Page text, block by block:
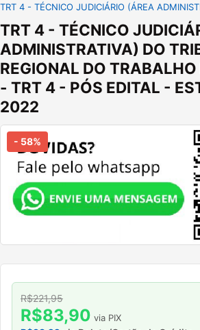
TRT 4 - TÉCNICO JUDICIÁRIO (ÁREA
TRT 4 - TÉCNICO
ADMINISTRATIVA) DO
REGIONAL DO TRABALHO
- TRT 4 - PÓS EDITAL -
2022
- 58%
R$221,95
R$83,90 via PIX